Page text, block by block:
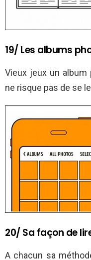
19/ Les albums
Vieux jeux un album
ne risque pas de se
20/ Sa façon de
A chacun sa